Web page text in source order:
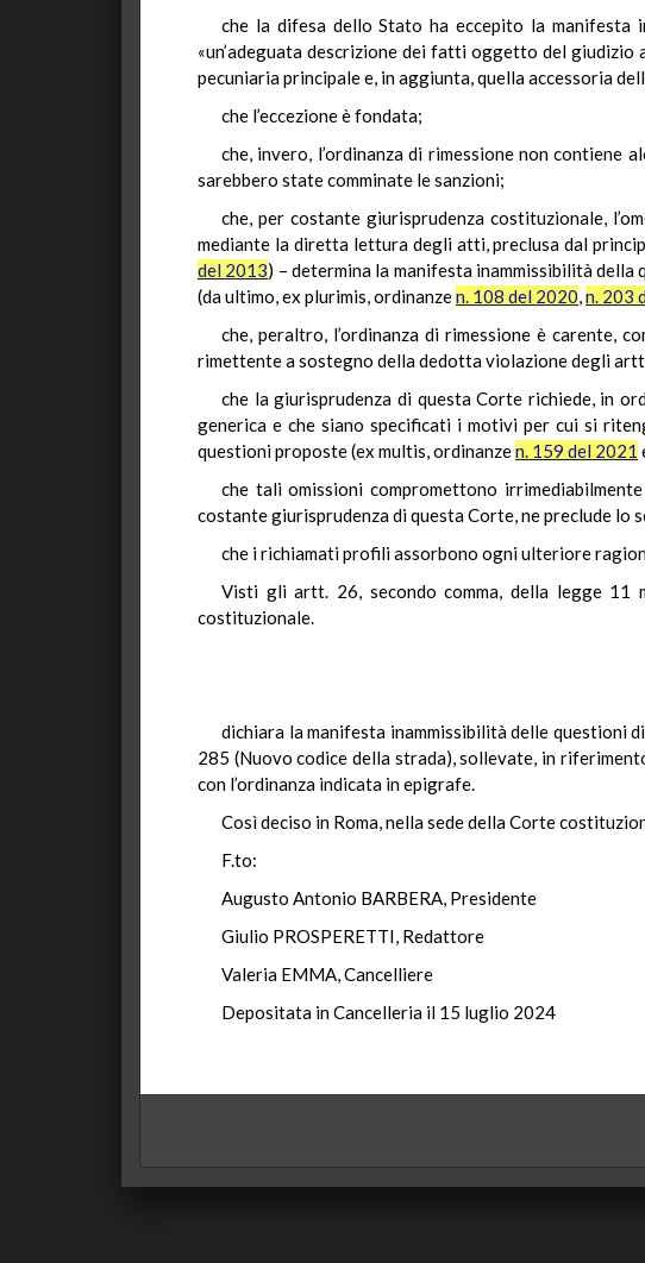
che la difesa dello Stato ha eccepito la manifesta
«un’adeguata descrizione dei fatti oggetto del
pecuniaria principale e, in aggiunta, quella accessoria
che l’eccezione è fondata;
che, invero, l’ordinanza di rimessione non
sarebbero state comminate le sanzioni;
che, per costante giurisprudenza costituzionale,
mediante la diretta lettura degli atti, preclusa dal
del 2013) – determina la manifesta inammissibilità
(da ultimo, ex plurimis, ordinanzen. 108 del 2020,n. 203
che, peraltro, l’ordinanza di rimessione è carente,
rimettente a sostegno della dedotta violazione degli artt.
che la giurisprudenza di questa Corte richiede, in
generica e che siano specificati i motivi per cui si
questioni proposte (ex multis, ordinanzen. 159 del 2021
che tali omissioni compromettono
costante giurisprudenza di questa Corte, ne preclude lo
che i richiamati profili assorbono ogni ulteriore
Visti gli artt. 26, secondo comma, della legge
costituzionale.
dichiara la manifesta inammissibilità delle questioni
285 (Nuovo codice della strada), sollevate, in
con l’ordinanza indicata in epigrafe.
Così deciso in Roma, nella sede della Corte
F.to:
Augusto Antonio BARBERA, Presidente
Giulio PROSPERETTI, Redattore
Valeria EMMA, Cancelliere
Depositata in Cancelleria il 15 luglio 2024